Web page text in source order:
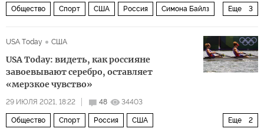
Еще 3
Общество Спорт США Россия Симона Байлз
USA Today США
USA Today: видеть, как россияне
завоевывают серебро, оставляет
«мерзкое чувство»
29 ИЮЛЯ 2021, 18:22 48 34403
Еще 2
Общество Спорт Россия США